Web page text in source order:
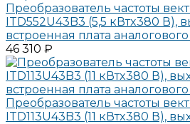
Преобразователь частоты
ITD552U43B3 (5,5 кВтx380 В),
встроенная плата аналогового
46 310 ₽
Преобразователь частоты
ITD113U43B3 (11 кВтx380 В),